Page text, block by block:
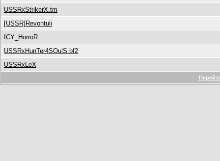
USSRxStrikerX.tm
[USSR]Revontuli
ICY_HorroR
USSRxHunTer4SOulS.bf2
USSRxLeX